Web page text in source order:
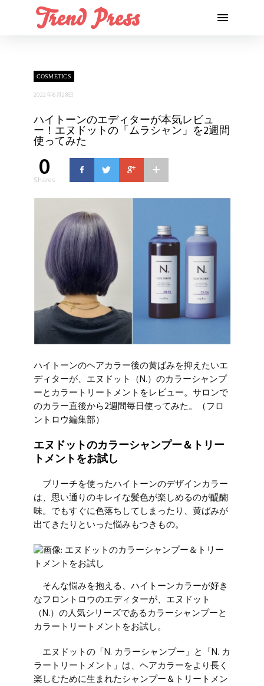
COSMETICS
2022年6月28日
ハイトーンのエディターが本気レビュ
ー！エヌドットの「ムラシャン」を2週間
使ってみた
0
Shares
ハイトーンのヘアカラー後の黄ばみを抑えたいエ
ディターが、エヌドット（N.）のカラーシャンプ
ーとカラートリートメントをレビュー。サロンで
のカラー直後から2週間毎日使ってみた。（フロ
ントロウ編集部）
エヌドットのカラーシャンプー＆トリー
トメントをお試し
ブリーチを使ったハイトーンのデザインカラー
は、思い通りのキレイな髪色が楽しめるのが醍醐
味。でもすぐに色落ちしてしまったり、黄ばみが
出てきたりといった悩みもつきもの。
そんな悩みを抱える、ハイトーンカラーが好き
なフロントロウのエディターが、エヌドット
（N.）の人気シリーズであるカラーシャンプーと
カラートリートメントをお試し。
エヌドットの「N. カラーシャンプー」と「N. カ
ラートリートメント」は、ヘアカラーをより長く
楽しむために生まれたシャンプー＆トリートメン